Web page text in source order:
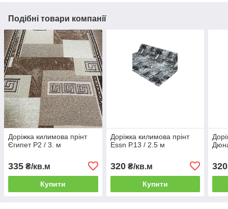
Подібні товари компанії
Доріжка килимова прінт
Єгипет Р2 / 3. м
335 ₴/кв.м
Купити
Доріжка килимова прінт
Essn Р.13 / 2.5 м
320₴/кв.м
Купити
320